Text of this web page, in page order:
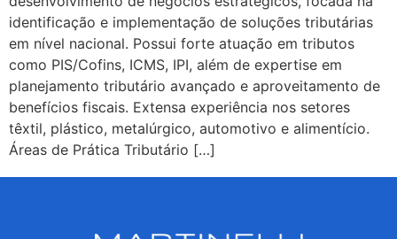
identificação e implementação de soluções tributárias
em nível nacional. Possui forte atuação em tributos
como PIS/Cofins, ICMS, IPI, além de expertise em
planejamento tributário avançado e aproveitamento de
benefícios fiscais. Extensa experiência nos setores
têxtil, plástico, metalúrgico, automotivo e alimentício.
Áreas de Prática Tributário […]